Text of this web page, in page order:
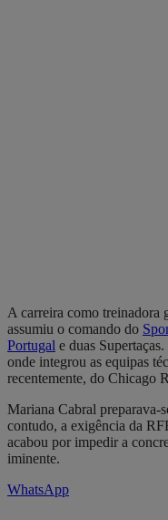
A carreira como treinadora
assumiu o comando do
Portugal e duas
onde integrou as equipas
recentemente, do Chicago
Mariana Cabral preparava-
contudo, a exigência da
acabou por impedir a
iminente.
WhatsApp